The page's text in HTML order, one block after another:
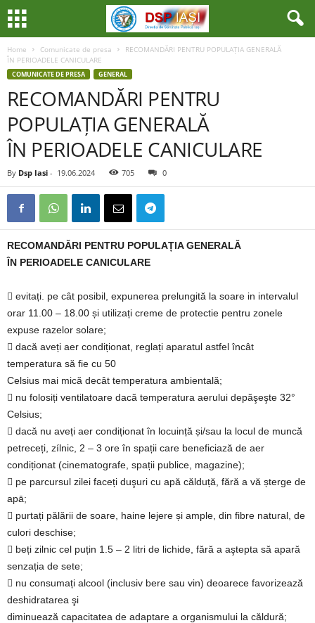
Home Comunicate de presa
RECOMANDĂRI PENTRU POPULAȚIA GENERALĂ
ÎN PERIOADELE CANICULARE
COMUNICATE DE PRESA GENERAL
RECOMANDĂRI PENTRU
POPULAȚIA GENERALĂ
ÎN PERIOADELE CANICULARE
By Dsp Iasi - 19.06.2024 705 0
RECOMANDĂRI PENTRU POPULAȚIA GENERALĂ
ÎN PERIOADELE CANICULARE
 evitați. pe cât posibil, expunerea prelungită la soare in intervalul
orar 11.00 – 18.00 și utilizați creme de protectie pentru zonele
expuse razelor solare;
 dacă aveți aer condiționat, reglați aparatul astfel încât
temperatura să fie cu 50
Celsius mai mică decât temperatura ambientală;
 nu folosiți ventilatoare dacă temperatura aerului depăşeşte 32°
Celsius;
 dacă nu aveți aer condiționat în locuință și/sau la locul de muncă
petreceți, zílnic, 2 – 3 ore în spații care beneficiază de aer
condiționat (cinematografe, spații publice, magazine);
 pe parcursul zilei faceți duşuri cu apă călduță, fără a vă șterge de
apā;
 purtați pălării de soare, haine lejere și ample, din fibre natural, de
culori deschise;
 beți zilnic cel puțin 1.5 – 2 litri de lichide, fără a aştepta să apară
senzația de sete;
 nu consumați alcool (inclusiv bere sau vin) deoarece favorizează
deshidratarea şi
diminuează capacitatea de adaptare a organismului la căldură;